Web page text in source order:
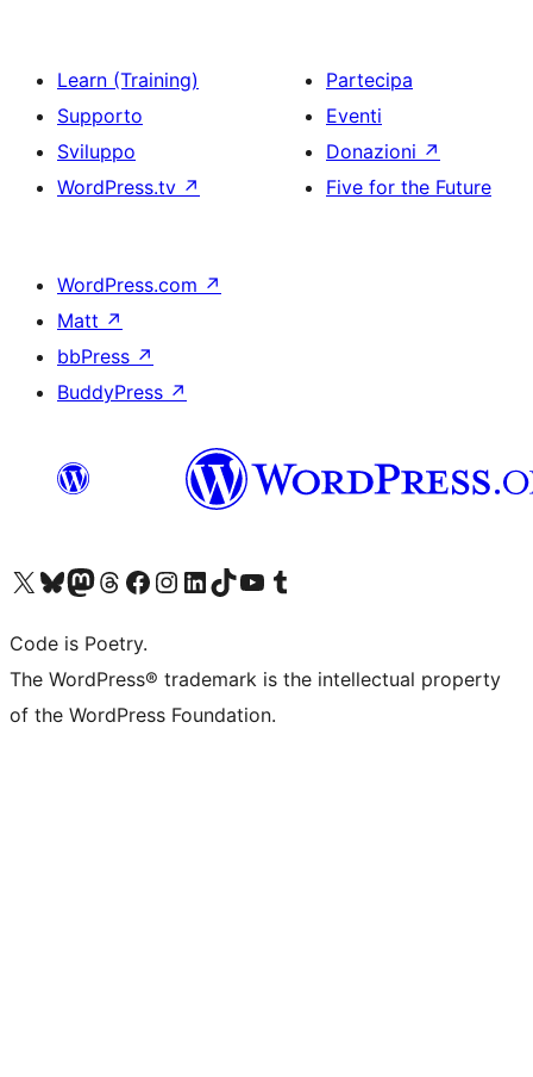
Learn (Training)
Supporto
Sviluppo
WordPress.tv ↗
Partecipa
Eventi
Donazioni ↗
Five for the Future
WordPress.com ↗
Matt ↗
bbPress ↗
BuddyPress ↗
Visita il nostro account X (ex Twitter)
Visita il nostro account Bluesky
Visita il nostro account Mastodon
Visita il nostro account Threads
Visita la nostra pagina Facebook
Visita il nostro account Instagram
Visita il nostro account LinkedIn
Visita il nostro account TikTok
Visita il nostro canale YouTube
Visita il nostro account Tumblr
Code is Poetry.
The WordPress® trademark is the intellectual property
of the WordPress Foundation.